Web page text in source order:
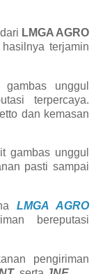
LMGA AGRO
terjamin
unggul
terpercaya.
dan kemasan
gambas unggul
pasti sampai
LMGA AGRO
bereputasi
pengiriman